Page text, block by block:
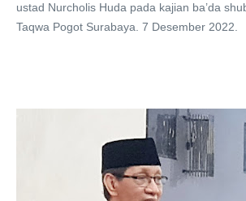
ustad Nurcholis Huda pada kajian ba’da
Taqwa Pogot Surabaya. 7 Desember 2022.